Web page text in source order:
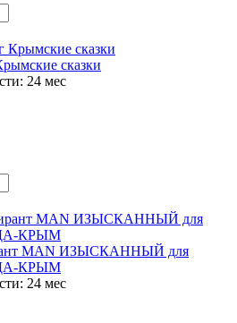
сказки
24 мес
MAN ИЗЫСКАННЫЙ для
КРЫМ
24 мес